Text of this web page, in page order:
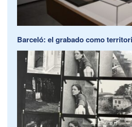
Barceló: el grabado como